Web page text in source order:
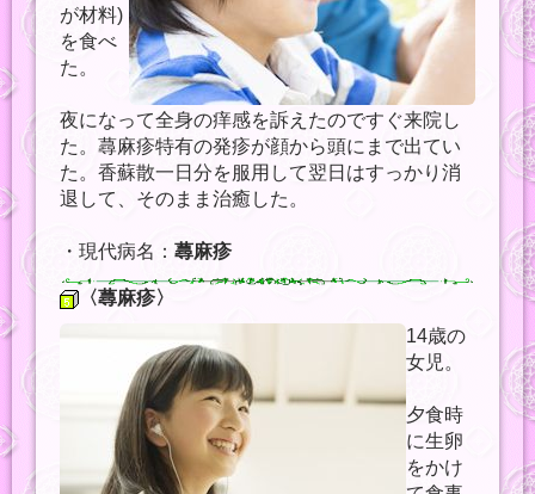
が材料)
を食べ
た。
夜になって全身の痒感を訴えたのですぐ来院し
た。蕁麻疹特有の発疹が顔から頭にまで出てい
た。香蘇散一日分を服用して翌日はすっかり消
退して、そのまま治癒した。
・現代病名： 蕁麻疹
〈蕁麻疹〉
14歳の
女児。
夕食時
に生卵
をかけ